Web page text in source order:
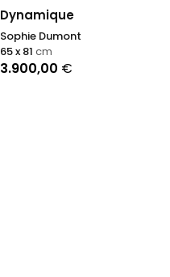
Dynamique
Sophie Dumont
3.900,00 €
65 x 81 cm